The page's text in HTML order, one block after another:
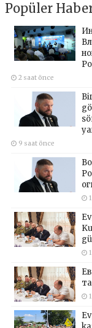
Popüler
2 saat önce
9 saat önce